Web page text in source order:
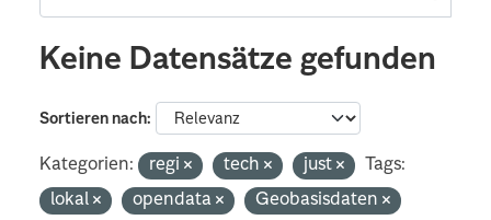
Keine Datensätze gefunden
Sortieren nach
Kategorien: regi tech just
Tags:
lokal
opendata
Geobasisdaten